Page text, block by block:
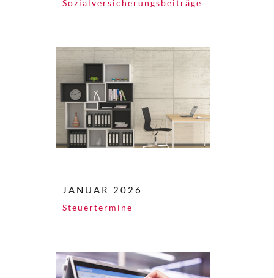
Sozialversicherungsbeiträge
JANUAR 2026
Steuertermine